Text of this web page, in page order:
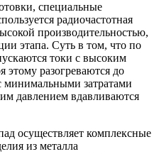
специальные
радиочастотная
производительностью,
этапа. Суть в том, что по
токи с высоким
этому разогреваются до
минимальными затратами
давлением вдавливаются
осуществляет комплексные
из металла